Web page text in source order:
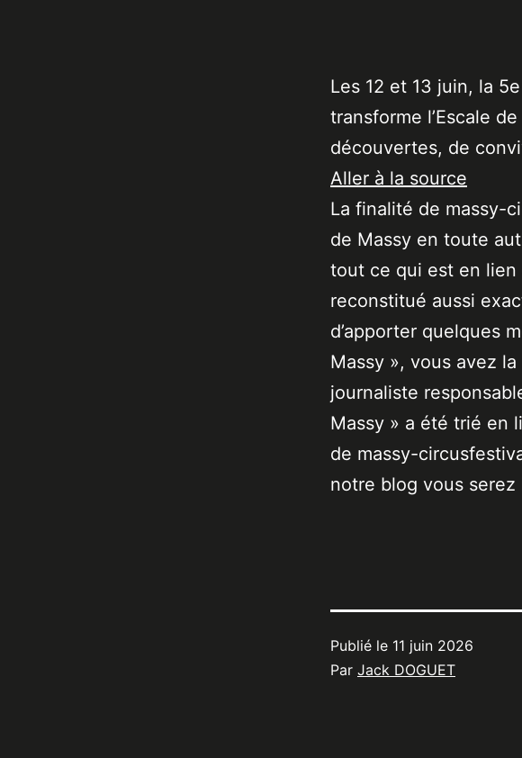
Les 12 et 13 juin, la
transforme l’Escale
découvertes, de
Aller à la source
La finalité de massy-
de Massy en toute
tout ce qui est en
reconstitué aussi
d’apporter quelques
Massy », vous avez
journaliste
Massy » a été trié en
de massy-
notre blog vous
Publié le 11 juin 2026
Par Jack DOGUET